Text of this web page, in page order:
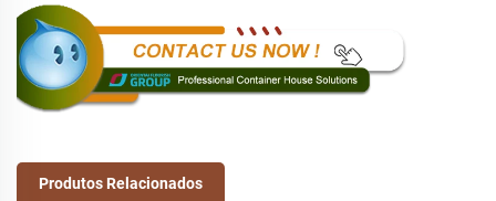
Produtos Relacionados